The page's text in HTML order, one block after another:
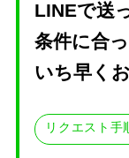
LINEで送
条件に合
いち早く
リクエスト手